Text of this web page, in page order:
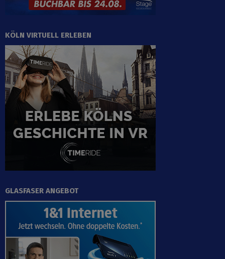
KÖLN VIRTUELL ERLEBEN
GLASFASER ANGEBOT